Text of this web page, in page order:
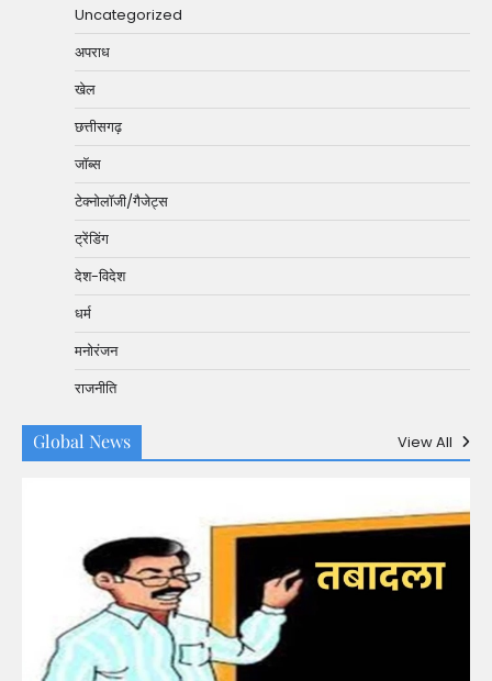
Uncategorized
अपराध
खेल
छत्तीसगढ़
जॉब्स
टेक्नोलॉजी/गैजेट्स
ट्रेंडिंग
देश-विदेश
धर्म
मनोरंजन
राजनीति
Global News View All